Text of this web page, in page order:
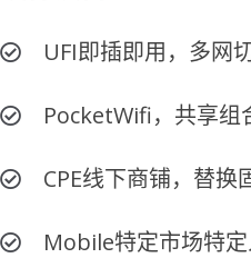
UFI即插即用，多网
PocketWifi，共享组
CPE线下商铺，替换
Mobile特定市场特